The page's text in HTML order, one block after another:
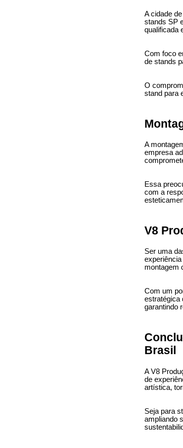
A cidade
stands SP
qualificada
Com foco
de stands
O
stand para
A
empresa
Essa
com a
V8
Ser uma
montagem
Com um
estratégica
garantindo
Brasil
A V8
de
artística,
Seja para
ampliando